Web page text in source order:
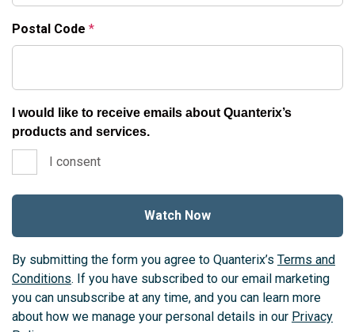
Postal Code
I would like to receive emails about Quanterix’s
products and services.
I consent
By submitting the form you agree to Quanterix’s Terms and
Conditions. If you have subscribed to our email marketing
you can unsubscribe at any time, and you can learn more
about how we manage your personal details in our Privacy